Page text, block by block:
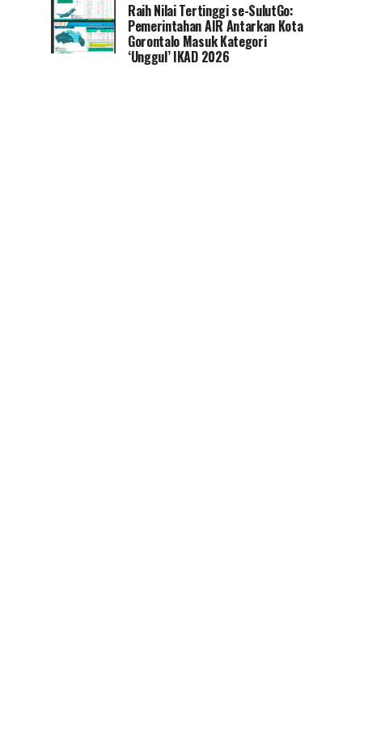
Raih Nilai Tertinggi se-SulutGo:
Pemerintahan AIR Antarkan Kota
Gorontalo Masuk Kategori
‘Unggul’ IKAD 2026